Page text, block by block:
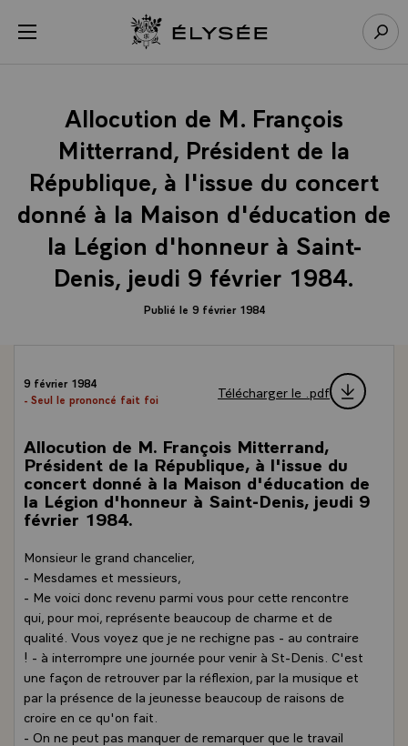
menu Retour à l’accueil Élysée
Allocution de M. François
Mitterrand, Président de la
République, à l'issue du concert
donné à la Maison d'éducation de
la Légion d'honneur à Saint-
Denis, jeudi 9 février 1984.
Publié le 9 février 1984
9 février 1984
- Seul le prononcé fait foi
Télécharger le .pdf
Allocution de M. François Mitterrand,
Président de la République, à l'issue du
concert donné à la Maison d'éducation de
la Légion d'honneur à Saint-Denis, jeudi 9
février 1984.
Monsieur le grand chancelier,
- Mesdames et messieurs,
- Me voici donc revenu parmi vous pour cette rencontre
qui, pour moi, représente beaucoup de charme et de
qualité. Vous voyez que je ne rechigne pas - au contraire
! - à interrompre une journée pour venir à St-Denis. C'est
une façon de retrouver par la réflexion, par la musique et
par la présence de la jeunesse beaucoup de raisons de
croire en ce qu'on fait.
- On ne peut pas manquer de remarquer que le travail
Panneau de gestion des cookies